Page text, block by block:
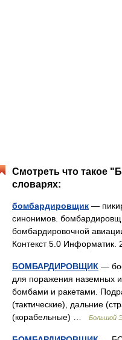
Смотреть что такое
словарях:
бомбардировщик —
синонимов.
бомбардировочной
Контекст 5.0
БОМБАРДИРОВЩИК —
для поражения наземных
бомбами и ракетами.
(тактические), дальние
(корабельные) …
Большой